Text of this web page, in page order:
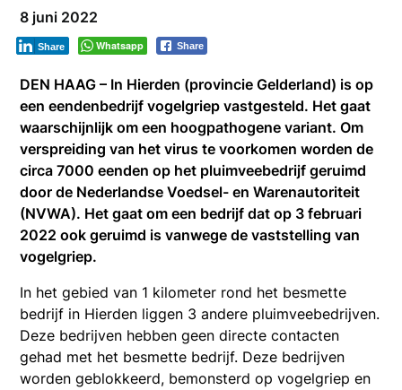
8 juni 2022
Whatsapp Share
Share
DEN HAAG – In Hierden (provincie Gelderland) is op
een eendenbedrijf vogelgriep vastgesteld. Het gaat
waarschijnlijk om een hoogpathogene variant. Om
verspreiding van het virus te voorkomen worden de
circa 7000 eenden op het pluimveebedrijf geruimd
door de Nederlandse Voedsel- en Warenautoriteit
(NVWA). Het gaat om een bedrijf dat op 3 februari
2022 ook geruimd is vanwege de vaststelling van
vogelgriep.
In het gebied van 1 kilometer rond het besmette
bedrijf in Hierden liggen 3 andere pluimveebedrijven.
Deze bedrijven hebben geen directe contacten
gehad met het besmette bedrijf. Deze bedrijven
worden geblokkeerd, bemonsterd op vogelgriep en